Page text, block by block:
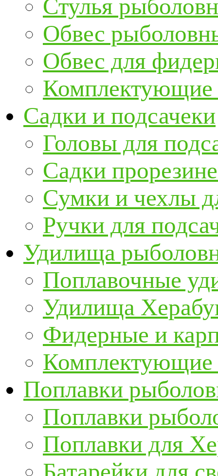
Стулья
Обвес
Обвес для
Комплектующие
Садки и подсачеки
Головы для
Садки
Сумки и чехлы
Ручки для
Удилища
Поплавочные
Удилища
Фидерные и
Поплавки
Поплавки
Поплавки для